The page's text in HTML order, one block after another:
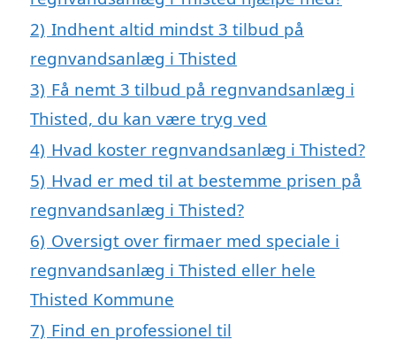
2) Indhent altid mindst 3 tilbud på
regnvandsanlæg i Thisted
3) Få nemt 3 tilbud på regnvandsanlæg i
Thisted, du kan være tryg ved
4) Hvad koster regnvandsanlæg i Thisted?
5) Hvad er med til at bestemme prisen på
regnvandsanlæg i Thisted?
6) Oversigt over firmaer med speciale i
regnvandsanlæg i Thisted eller hele
Thisted Kommune
7) Find en professionel til